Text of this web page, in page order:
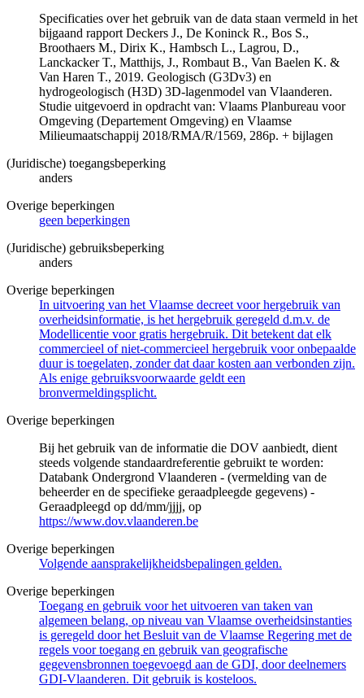
Specificaties over het gebruik van de data staan vermeld in het
bijgaand rapport Deckers J., De Koninck R., Bos S.,
Broothaers M., Dirix K., Hambsch L., Lagrou, D.,
Lanckacker T., Matthijs, J., Rombaut B., Van Baelen K. &
Van Haren T., 2019. Geologisch (G3Dv3) en
hydrogeologisch (H3D) 3D-lagenmodel van Vlaanderen.
Studie uitgevoerd in opdracht van: Vlaams Planbureau voor
Omgeving (Departement Omgeving) en Vlaamse
Milieumaatschappij 2018/RMA/R/1569, 286p. + bijlagen
(Juridische) toegangsbeperking
anders
Overige beperkingen
geen beperkingen
(Juridische) gebruiksbeperking
anders
Overige beperkingen
In uitvoering van het Vlaamse decreet voor hergebruik van
overheidsinformatie, is het hergebruik geregeld d.m.v. de
Modellicentie voor gratis hergebruik. Dit betekent dat elk
commercieel of niet-commercieel hergebruik voor onbepaalde
duur is toegelaten, zonder dat daar kosten aan verbonden zijn.
Als enige gebruiksvoorwaarde geldt een
bronvermeldingsplicht.
Overige beperkingen
Bij het gebruik van de informatie die DOV aanbiedt, dient
steeds volgende standaardreferentie gebruikt te worden:
Databank Ondergrond Vlaanderen - (vermelding van de
beheerder en de specifieke geraadpleegde gegevens) -
Geraadpleegd op dd/mm/jjjj, op
https://www.dov.vlaanderen.be
Overige beperkingen
Volgende aansprakelijkheidsbepalingen gelden.
Overige beperkingen
Toegang en gebruik voor het uitvoeren van taken van
algemeen belang, op niveau van Vlaamse overheidsinstanties
is geregeld door het Besluit van de Vlaamse Regering met de
regels voor toegang en gebruik van geografische
gegevensbronnen toegevoegd aan de GDI, door deelnemers
GDI-Vlaanderen. Dit gebruik is kosteloos.